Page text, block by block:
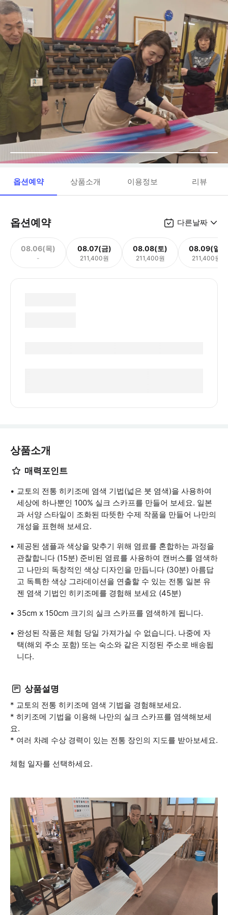
옵션예약 상품소개 이용정보 리뷰
옵션예약 다른날짜
08.06(목)
-
08.07(금)
211,400원
08.08(토)
211,400원
08.09(일)
211,400원
상품소개
매력포인트
교토의 전통 히키조메 염색 기법(넓은 붓 염색)을 사용하여
세상에 하나뿐인 100% 실크 스카프를 만들어 보세요. 일본
과 서양 스타일이 조화된 따뜻한 수제 작품을 만들어 나만의
개성을 표현해 보세요.
제공된 샘플과 색상을 맞추기 위해 염료를 혼합하는 과정을
관찰합니다 (15분) 준비된 염료를 사용하여 캔버스를 염색하
고 나만의 독창적인 색상 디자인을 만듭니다 (30분) 아름답
고 독특한 색상 그라데이션을 연출할 수 있는 전통 일본 유
젠 염색 기법인 히키조메를 경험해 보세요 (45분)
35cm x 150cm 크기의 실크 스카프를 염색하게 됩니다.
완성된 작품은 체험 당일 가져가실 수 없습니다. 나중에 자
택(해외 주소 포함) 또는 숙소와 같은 지정된 주소로 배송됩
니다.
상품설명
* 교토의 전통 히키조메 염색 기법을 경험해보세요.
* 히키조메 기법을 이용해 나만의 실크 스카프를 염색해보세
요.
* 여러 차례 수상 경력이 있는 전통 장인의 지도를 받아보세요.
체험 일자를 선택하세요.